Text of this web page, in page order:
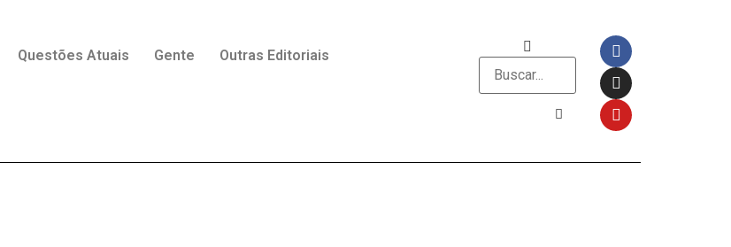
Questões Atuais Gente Outras Editoriais